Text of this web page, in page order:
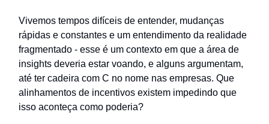
Vivemos tempos difíceis de entender, mudanças
rápidas e constantes e um entendimento da realidade
fragmentado - esse é um contexto em que a área de
insights deveria estar voando, e alguns argumentam,
até ter cadeira com C no nome nas empresas. Que
alinhamentos de incentivos existem impedindo que
isso aconteça como poderia?